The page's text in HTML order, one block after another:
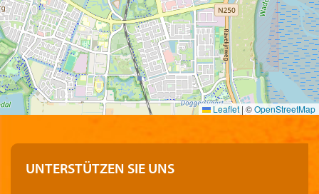
Leaflet |©OpenStreetMap
UNTERSTÜTZEN SIE UNS